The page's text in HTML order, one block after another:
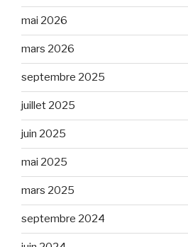
mai 2026
mars 2026
septembre 2025
juillet 2025
juin 2025
mai 2025
mars 2025
septembre 2024